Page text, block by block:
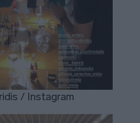
/ Instagram